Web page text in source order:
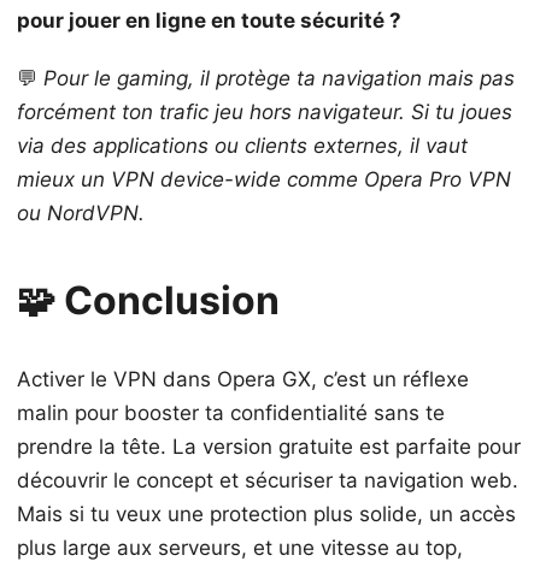
pour jouer en ligne en toute sécurité ?
💬 Pour le gaming, il protège ta navigation mais pas
forcément ton trafic jeu hors navigateur. Si tu joues
via des applications ou clients externes, il vaut
mieux un VPN device-wide comme Opera Pro VPN
ou NordVPN.
🧩 Conclusion
Activer le VPN dans Opera GX, c’est un réflexe
malin pour booster ta confidentialité sans te
prendre la tête. La version gratuite est parfaite pour
découvrir le concept et sécuriser ta navigation web.
Mais si tu veux une protection plus solide, un accès
plus large aux serveurs, et une vitesse au top,